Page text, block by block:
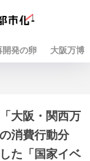
開発の卵 大阪万博
大阪・関西万
消費行動分
た「国家イベ